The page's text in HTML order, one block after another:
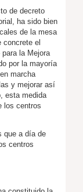
de decreto
ha sido bien
de la mesa
concrete el
la Mejora
por la mayoría
marcha
y mejorar así
esta medida
los centros
que a día de
centros